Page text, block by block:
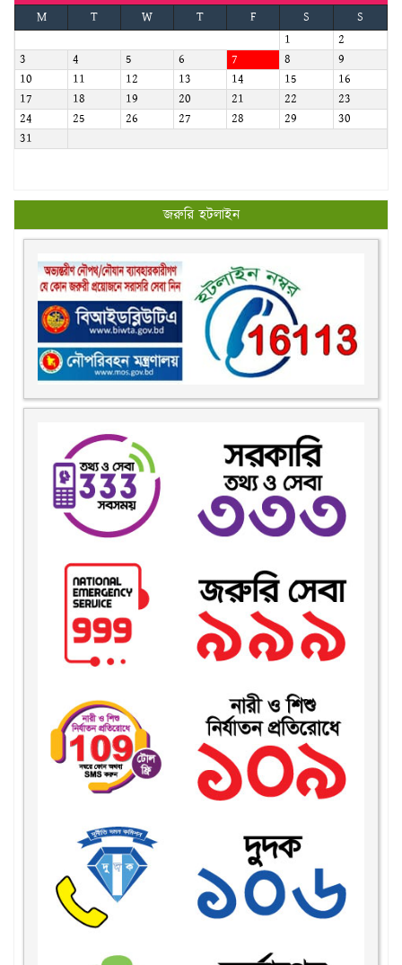
M T W T F S
S
1
2
3
4 5 6 7 8
9
10
11 12 13 14 15
16
17
18 19 20 21 22
23
24
25 26 27 28 29
30
31
জরুরি হটলাইন